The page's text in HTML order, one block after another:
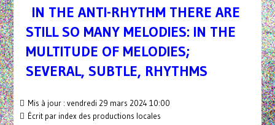
IN THE ANTI-RHYTHM THERE ARE
STILL SO MANY MELODIES: IN THE
MULTITUDE OF MELODIES;
SEVERAL, SUBTLE, RHYTHMS
Mis à jour : vendredi 29 mars 2024 10:00
Écrit par index des productions locales